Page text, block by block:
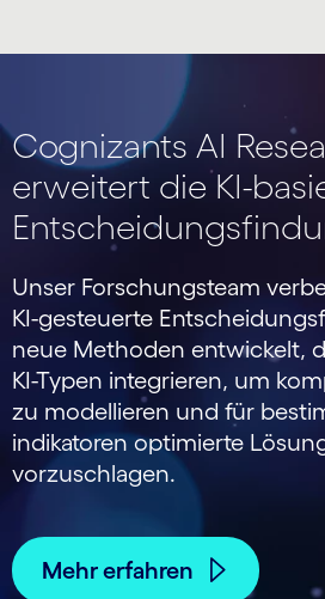
Cognizants AI
erweitert die KI-
Unser Forschungs­team
KI-gesteuerte
neue Methoden entwickelt,
KI-Typen integrieren, um
zu modellieren und für
indikatoren optimierte
vorzuschlagen.
Mehr erfahren